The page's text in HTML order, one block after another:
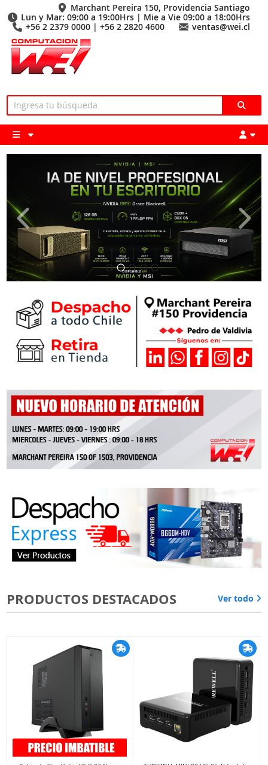
Marchant Pereira 150, Providencia Santiago
Lun y Mar: 09:00 a 19:00Hrs | Mie a Vie 09:00 a 18:00Hrs
+56 2 2379 0000 | +56 2 2820 4600
ventas@wei.cl
PRODUCTOS DESTACADOS Ver todo